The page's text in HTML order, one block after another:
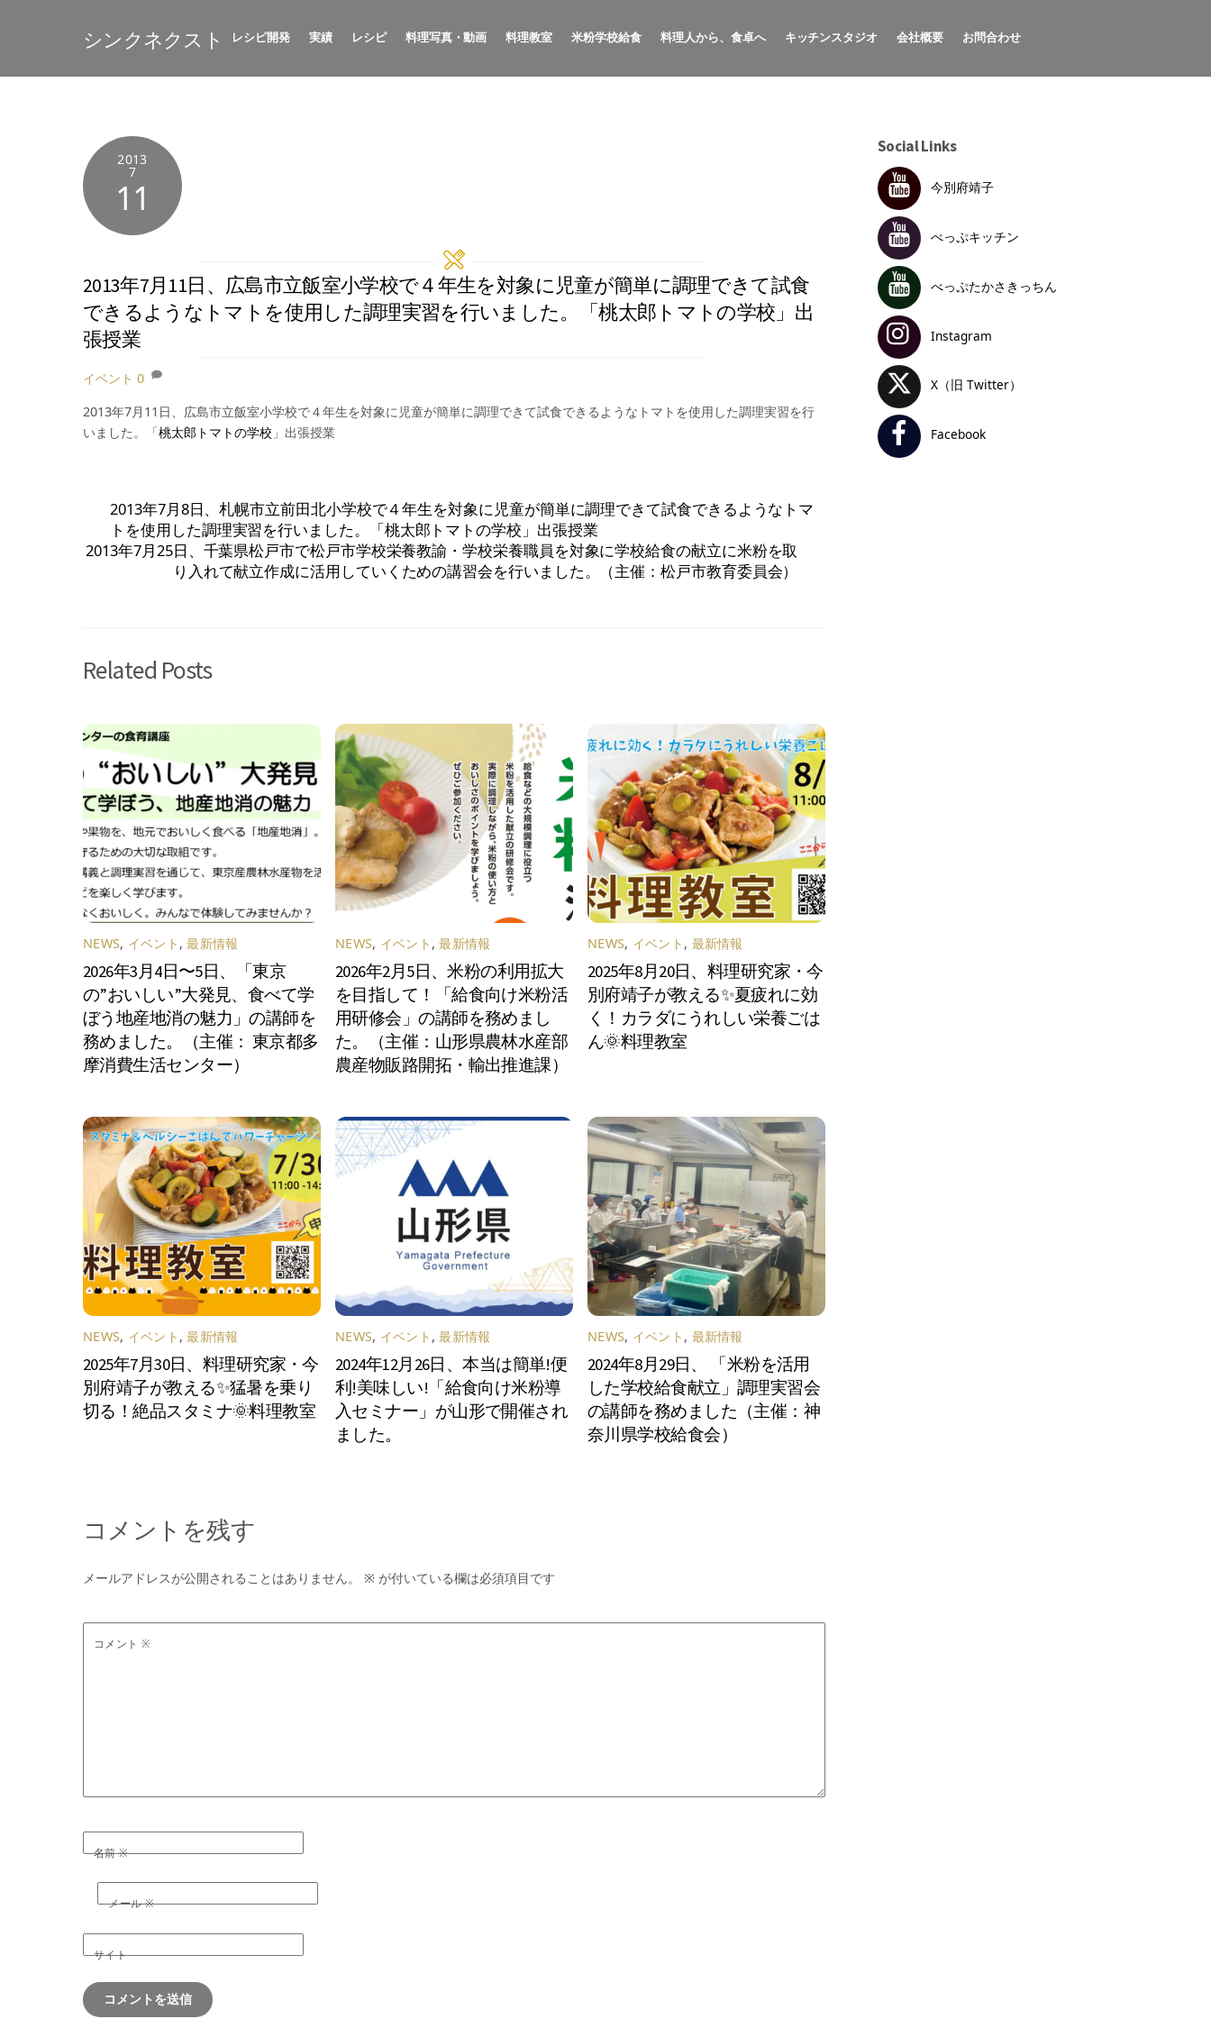
シンクネクスト レシピ開発 実績 レシピ 料理写真・動画 料理教室 米粉学校給食 料理人から、食卓へ キッチンスタジオ 会社概要 お問合わせ
2013
7
11
2013年7月11日、広島市立飯室小学校で４年生を対象に児童が簡単に調理できて試食
できるようなトマトを使用した調理実習を行いました。「桃太郎トマトの学校」出
張授業
イベント 0
2013年7月11日、広島市立飯室小学校で４年生を対象に児童が簡単に調理できて試食できるようなトマトを使用した調理実習を行
いました。「桃太郎トマトの学校 」出張授業
2013年7月8日、札幌市立前田北小学校で４年生を対象に児童が簡単に調理できて試食できるようなトマ
トを使用した調理実習を行いました。「桃太郎トマトの学校」出張授業
2013年7月25日、千葉県松戸市で松戸市学校栄養教諭・学校栄養職員を対象に学校給食の献立に米粉を取
り入れて献立作成に活用していくための講習会を行いました。（主催：松戸市教育委員会）
Related Posts
NEWS, イベント ,最新情報
2026年3月4日〜5日、「東京
の”おいしい”大発見、食べて学
ぼう地産地消の魅力」の講師を
務めました。（主催： 東京都多
摩消費生活センター）
NEWS, イベント ,最新情報
2026年2月5日、米粉の利用拡大
を目指して！「給食向け米粉活
用研修会」の講師を務めまし
た。（主催：山形県農林水産部
農産物販路開拓・輸出推進課）
NEWS, イベント , 最新情報
2025年8月20日、料理研究家・今
別府靖子が教える✨夏疲れに効
く！カラダにうれしい栄養ごは
ん🌞料理教室
NEWS, イベント ,最新情報
2025年7月30日、料理研究家・今
別府靖子が教える✨猛暑を乗り
切る！絶品スタミナ🌞料理教室
NEWS, イベント ,最新情報
2024年12月26日、本当は簡単!便
利!美味しい!「給食向け米粉導
入セミナー」が山形で開催され
ました。
NEWS, イベント , 最新情報
2024年8月29日、 「米粉を活用
した学校給食献立」調理実習会
の講師を務めました（主催：神
奈川県学校給食会）
コメントを残す
メールアドレスが公開されることはありません。 ※ が付いている欄は必須項目です
コメント※
名前※
メール※
サイト
Social Links
今別府靖子
べっぷキッチン
べっぷたかさきっちん
Instagram
X（旧 Twitter）
Facebook